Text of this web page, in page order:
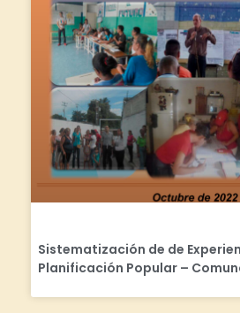
Sistematización de de
Planificación Popular –